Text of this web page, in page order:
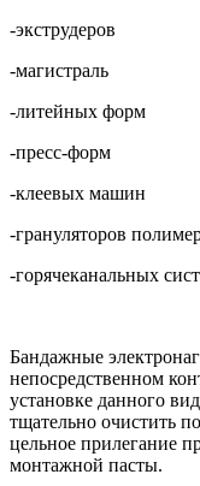
-экструдеров
-магистраль
-литейных форм
-пресс-форм
-клеевых машин
-грануляторов
-горячеканальных
Бандажные
непосредственном
установке данного
тщательно очистить
цельное прилегание
монтажной пасты.